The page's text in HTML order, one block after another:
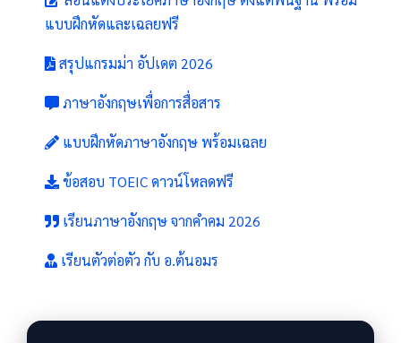
แบบฝึกหัดและเฉลยฟรี
สรุปแกรมม่า อัปเดต 2026
ภาษาอังกฤษเพื่อการสื่อสาร
แบบฝึกหัดภาษาอังกฤษ พร้อมเฉลย
ข้อสอบ TOEIC ดาวน์โหลดฟรี
เรียนภาษาอังกฤษ จากคำคม 2026
เรียนตัวต่อตัว กับ อ.ต้นอมร